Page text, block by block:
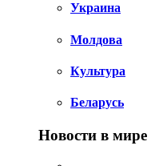
Украина
Молдова
Культура
Беларусь
Новости в мире